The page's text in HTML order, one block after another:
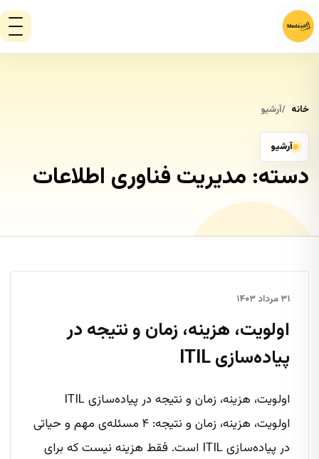
خانه آرشیو
آرشیو
دسته: مدیریت فناوری اطلاعات
۳۱ مرداد ۱۴۰۳
اولویت، هزینه، زمان و نتیجه در
پیاده‌سازی ITIL
اولویت، هزینه، زمان و نتیجه در پیاده‌سازی ITIL
اولویت، هزینه، زمان و نتیجه: ۴ مسئله‌ی مهم و حیاتی
در پیاده‌سازی ITIL است. فقط هزینه نیست که برای